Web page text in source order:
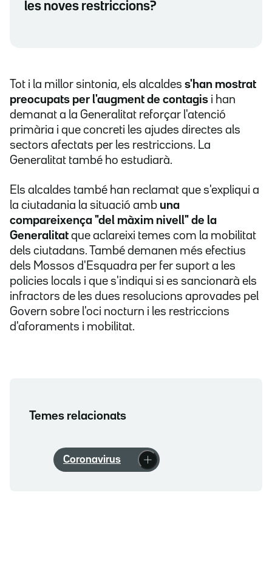
les noves restriccions?
Tot i la millor sintonia, els alcaldes s'han mostrat
preocupats per l'augment de contagis i han
demanat a la Generalitat reforçar l'atenció
primària i que concreti les ajudes directes als
sectors afectats per les restriccions. La
Generalitat també ho estudiarà.
Els alcaldes també han reclamat que s'expliqui a
la ciutadania la situació amb una
compareixença "del màxim nivell" de la
Generalitat que aclareixi temes com la mobilitat
dels ciutadans. També demanen més efectius
dels Mossos d'Esquadra per fer suport a les
policies locals i que s'indiqui si es sancionarà els
infractors de les dues resolucions aprovades pel
Govern sobre l'oci nocturn i les restriccions
d'aforaments i mobilitat.
Temes relacionats
Coronavirus